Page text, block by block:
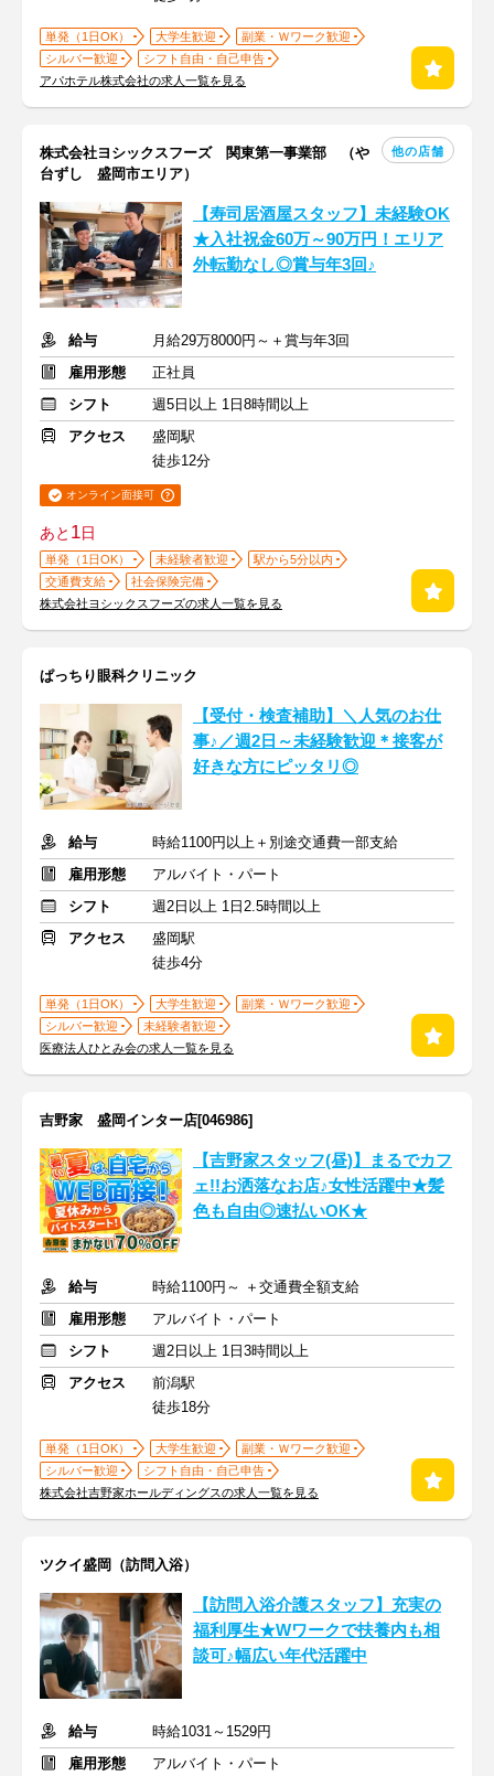
単発（1日OK） 大学生歓迎
副業・Ｗワーク歓迎
シルバー歓迎
シフト自由・自己申告
アパホテル株式会社の求人一覧を見る
株式会社ヨシックスフーズ 関東第一事業部 （や
台ずし 盛岡市エリア）
他の店舗
【寿司居酒屋スタッフ】未経験OK
★入社祝金60万～90万円！エリア
外転勤なし◎賞与年3回♪
給与
月給29万8000円～＋賞与年3回
雇用形態
正社員
シフト
週5日以上 1日8時間以上
アクセス
盛岡駅
徒歩12分
オンライン面接可
あと 1日
単発（1日OK） 未経験者歓迎
駅から5分以内
交通費支給
社会保険完備
株式会社ヨシックスフーズの求人一覧を見る
ぱっちり眼科クリニック
【受付・検査補助】＼人気のお仕
事♪／週2日～未経験歓迎＊接客が
好きな方にピッタリ◎
給与
時給1100円以上＋別途交通費一部支給
雇用形態
アルバイト・パート
シフト
週2日以上 1日2.5時間以上
アクセス
盛岡駅
徒歩4分
単発（1日OK） 大学生歓迎
副業・Ｗワーク歓迎
シルバー歓迎
未経験者歓迎
医療法人ひとみ会の求人一覧を見る
吉野家 盛岡インター店[046986]
【吉野家スタッフ(昼)】まるでカフ
ェ!!お洒落なお店♪女性活躍中★髪
色も自由◎速払いOK★
給与
時給1100円～ ＋交通費全額支給
雇用形態
アルバイト・パート
シフト
週2日以上 1日3時間以上
アクセス
前潟駅
徒歩18分
単発（1日OK） 大学生歓迎
副業・Ｗワーク歓迎
シルバー歓迎
シフト自由・自己申告
株式会社吉野家ホールディングスの求人一覧を見る
ツクイ盛岡（訪問入浴）
【訪問入浴介護スタッフ】充実の
福利厚生★Wワークで扶養内も相
談可♪幅広い年代活躍中
給与
時給1031～1529円
雇用形態
アルバイト・パート